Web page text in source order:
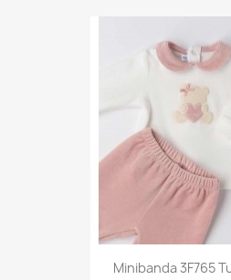
Minibanda 3F765